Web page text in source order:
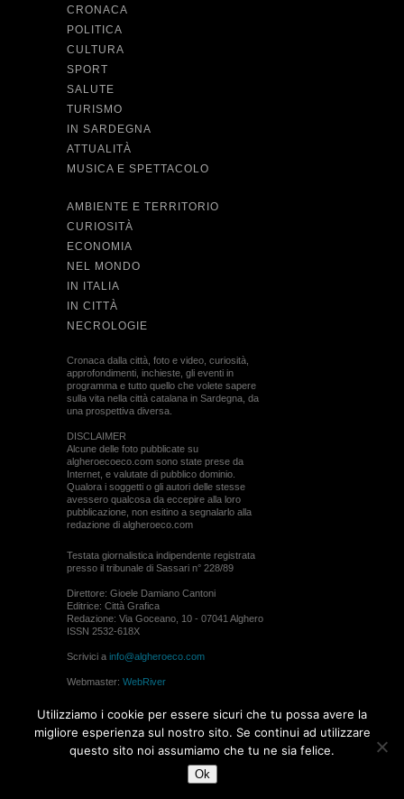
CRONACA
POLITICA
CULTURA
SPORT
SALUTE
TURISMO
IN SARDEGNA
ATTUALITÀ
MUSICA E SPETTACOLO
AMBIENTE E TERRITORIO
CURIOSITÀ
ECONOMIA
NEL MONDO
IN ITALIA
IN CITTÀ
NECROLOGIE
Cronaca dalla città, foto e video, curiosità,
approfondimenti, inchieste, gli eventi in
programma e tutto quello che volete sapere
sulla vita nella città catalana in Sardegna, da
una prospettiva diversa.
DISCLAIMER
Alcune delle foto pubblicate su
algheroecoeco.com sono state prese da
Internet, e valutate di pubblico dominio.
Qualora i soggetti o gli autori delle stesse
avessero qualcosa da eccepire alla loro
pubblicazione, non esitino a segnalarlo alla
redazione di algheroeco.com
Testata giornalistica indipendente registrata
presso il tribunale di Sassari n° 228/89
Direttore: Gioele Damiano Cantoni
Editrice: Città Grafica
Redazione: Via Goceano, 10 - 07041 Alghero
ISSN 2532-618X
Scrivici a info@algheroeco.com
Webmaster: WebRiver
permesso di algheroeco.com
Utilizziamo i cookie per essere sicuri che tu possa avere la
migliore esperienza sul nostro sito. Se continui ad utilizzare
questo sito noi assumiamo che tu ne sia felice.
Ok